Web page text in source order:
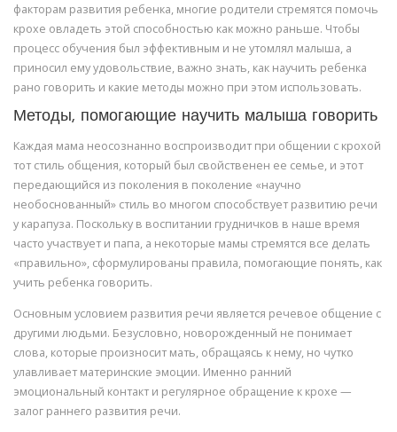
факторам развития ребенка, многие родители стремятся помочь
крохе овладеть этой способностью как можно раньше. Чтобы
процесс обучения был эффективным и не утомлял малыша, а
приносил ему удовольствие, важно знать, как научить ребенка
рано говорить и какие методы можно при этом использовать.
Методы, помогающие научить малыша говорить
Каждая мама неосознанно воспроизводит при общении с крохой
тот стиль общения, который был свойственен ее семье, и этот
передающийся из поколения в поколение «научно
необоснованный» стиль во многом способствует развитию речи
у карапуза. Поскольку в воспитании грудничков в наше время
часто участвует и папа, а некоторые мамы стремятся все делать
«правильно», сформулированы правила, помогающие понять, как
учить ребенка говорить.
Основным условием развития речи является речевое общение с
другими людьми. Безусловно, новорожденный не понимает
слова, которые произносит мать, обращаясь к нему, но чутко
улавливает материнские эмоции. Именно ранний
эмоциональный контакт и регулярное обращение к крохе —
залог раннего развития речи.